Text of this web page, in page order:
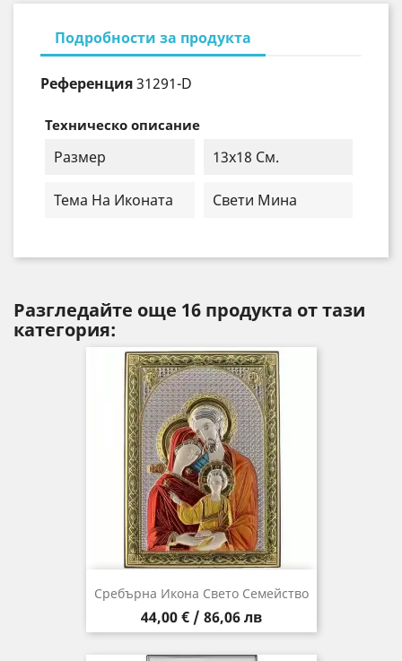
Подробности за продукта
Референция31291-D
Техническо описание
Размер 13х18 См.
Тема На Иконата Свети Мина
Разгледайте още 16 продукта от тази
категория:
Сребърна Икона Свето Семейство
Цена
44,00 € / 86,06 лв